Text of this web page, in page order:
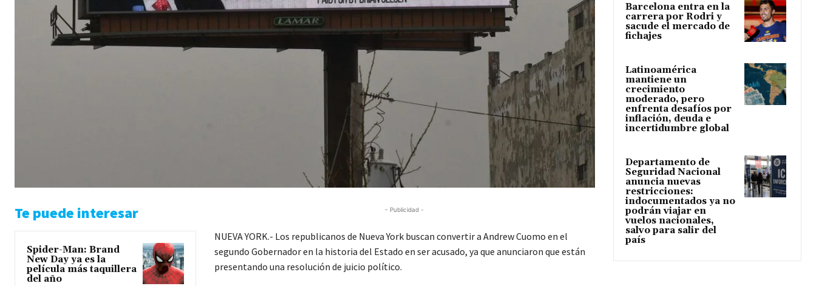
Te puede interesar
Spider-Man: Brand
New Day ya es la
película más taquillera
del año
- Publicidad -
NUEVA YORK.- Los republicanos de Nueva York buscan convertir a Andrew Cuomo en el
segundo Gobernador en la historia del Estado en ser acusado, ya que anunciaron que están
presentando una resolución de juicio político.
Barcelona entra en la
carrera por Rodri y
sacude el mercado de
fichajes
Latinoamérica
mantiene un
crecimiento
moderado, pero
enfrenta desafíos por
inflación, deuda e
incertidumbre global
Departamento de
Seguridad Nacional
anuncia nuevas
restricciones:
indocumentados ya no
podrán viajar en
vuelos nacionales,
salvo para salir del
país